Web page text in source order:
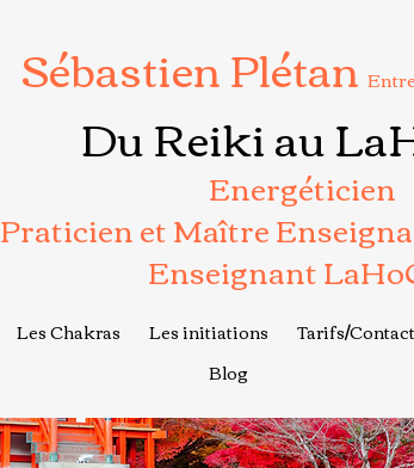
Sébastien Plétan
Du Reiki au
Energéticien
Praticien et Maître
Enseignant
Les Chakras Les initiations Tarifs/Contact
Blog